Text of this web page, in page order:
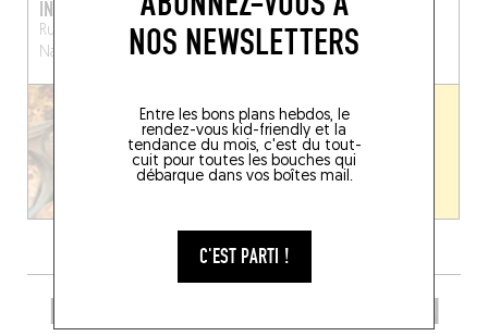
NOS NEWSLETTERS
Entre les bons plans hebdos, le
rendez-vous kid-friendly et la
tendance du mois, c'est du tout-
cuit pour toutes les bouches qui
débarque dans vos boîtes mail.
C'EST PARTI !
INCORRECT
Rue Haute Marcelle 35
Namur (5000)
PARTAGE
18 Rue des Fossés Fleuris
Namur (5000)
PRENDRE UN VERRE DANS LE COIN